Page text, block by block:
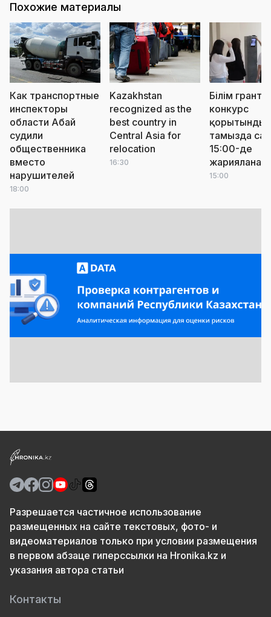
Похожие материалы
Как транспортные
инспекторы
области Абай
судили
общественника
вместо
нарушителей
18:00
Kazakhstan
recognized as the
best country in
Central Asia for
relocation
16:30
Білім
конкурс
тамызда
15:00-де
15:00
Разрешается частичное использование
размещенных на сайте текстовых, фото- и
видеоматериалов только при условии размещения
в первом абзаце гиперссылки на Hronika.kz и
указания автора статьи
Контакты